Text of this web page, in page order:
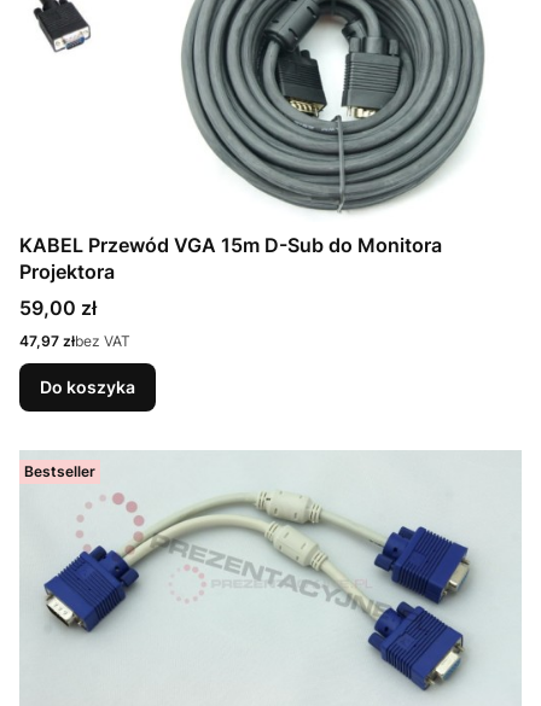
KABEL Przewód VGA 15m D-Sub do Monitora
Projektora
Cena
59,00 zł
Cena
47,97 złbez VAT
Do koszyka
Bestseller